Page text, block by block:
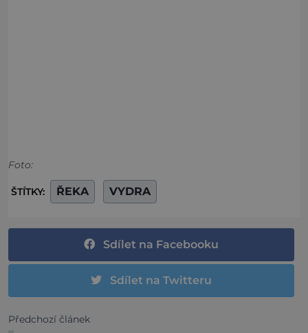
Foto:
ŠTÍTKY: ŘEKA VYDRA
Sdílet na Facebooku
Sdílet na Twitteru
Předchozí článek